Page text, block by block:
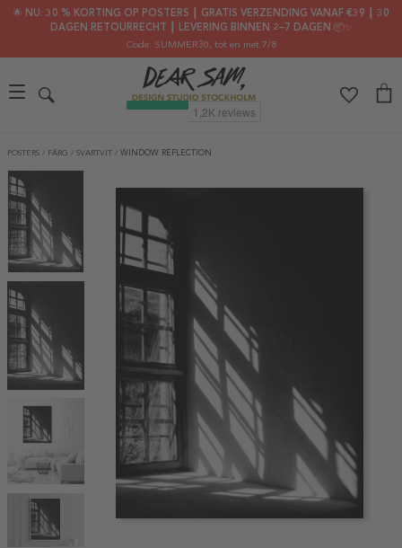
🌟 NU: 30 % KORTING OP POSTERS ┃ GRATIS VERZENDING VANAF €39 ┃ 30
DAGEN RETOURRECHT ┃ LEVERING BINNEN 2–7 DAGEN 📦✨
Code: SUMMER30, tot en met 7/8
POSTERS / FÄRG / SVARTVIT / WINDOW REFLECTION